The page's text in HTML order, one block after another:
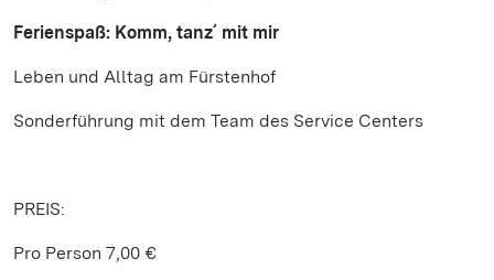
Ferienspaß: Komm, tanz´ mit mir
Leben und Alltag am Fürstenhof
Sonderführung mit dem Team des Service Centers
PREIS:
Pro Person 7,00 €